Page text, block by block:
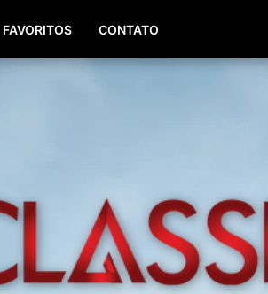
(51) 98196-8290 (51) 3064-0084
FAVORITOS CONTATO